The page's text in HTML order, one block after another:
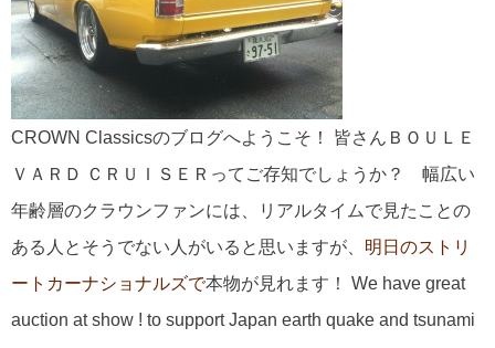
CROWN Classicsのブログへようこそ！ 皆さんＢＯＵＬＥ
ＶＡＲＤ ＣＲＵＩＳＥＲってご存知でしょうか？ 幅広い
年齢層のクラウンファンには、リアルタイムで見たことの
ある人とそうでない人がいると思いますが、 明日のストリ
ートカーナショナルズで本物が見れます！ We have great
auction at show ! to support Japan earth quake and tsunami